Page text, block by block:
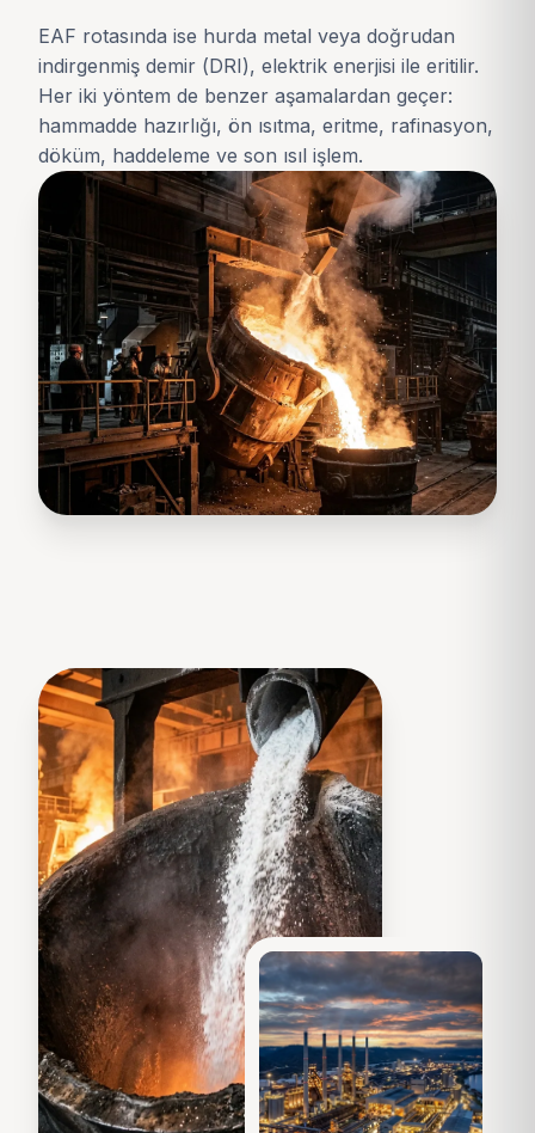
EAF rotasında ise hurda metal veya doğrudan
indirgenmiş demir (DRI), elektrik enerjisi ile eritilir.
Her iki yöntem de benzer aşamalardan geçer:
hammadde hazırlığı, ön ısıtma, eritme, rafinasyon,
döküm, haddeleme ve son ısıl işlem.